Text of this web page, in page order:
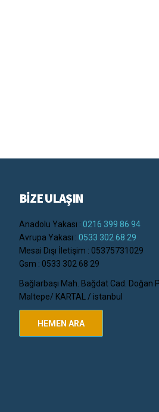
BİZE ULAŞIN
Anadolu Yakası : 0216 399 86 94
Avrupa Yakası : 0533 302 68 29
Mesai Dışı İletişim : 05375731029
Gsm : 0533 302 68 29
Bağlarbaşı Mah. Bağdat Cad. Doğan
Maltepe/ KARTAL / istanbul
HEMEN ARA